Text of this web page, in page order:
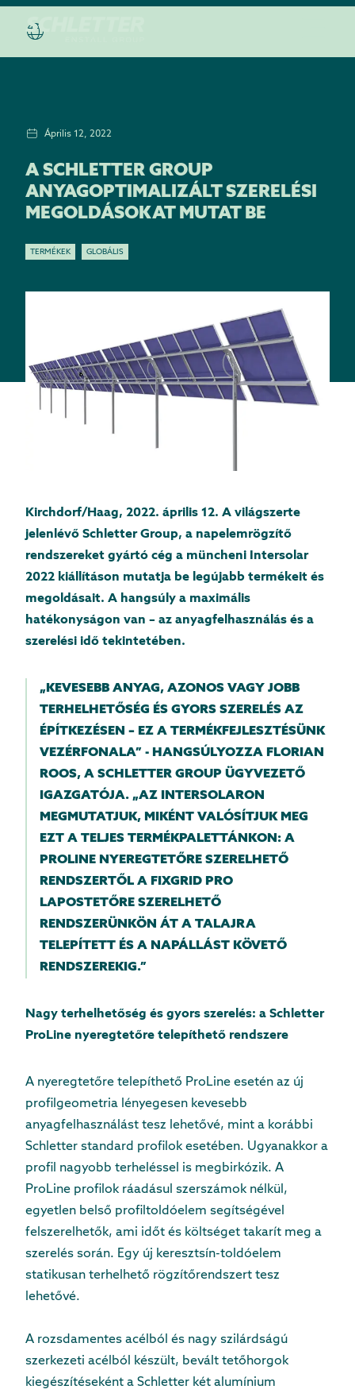
Április 12, 2022
A SCHLETTER GROUP
ANYAGOPTIMALIZÁLT SZERELÉSI
MEGOLDÁSOKAT MUTAT BE
TERMÉKEK GLOBÁLIS
Kirchdorf/Haag, 2022. április 12. A világszerte
jelenlévő Schletter Group, a napelemrögzítő
rendszereket gyártó cég a müncheni Intersolar
2022 kiállításon mutatja be legújabb termékeit és
megoldásait. A hangsúly a maximális
hatékonyságon van – az anyagfelhasználás és a
szerelési idő tekintetében.
„KEVESEBB ANYAG, AZONOS VAGY JOBB
TERHELHETŐSÉG ÉS GYORS SZERELÉS AZ
ÉPÍTKEZÉSEN – EZ A TERMÉKFEJLESZTÉSÜNK
VEZÉRFONALA” - HANGSÚLYOZZA FLORIAN
ROOS, A SCHLETTER GROUP ÜGYVEZETŐ
IGAZGATÓJA. „AZ INTERSOLARON
MEGMUTATJUK, MIKÉNT VALÓSÍTJUK MEG
EZT A TELJES TERMÉKPALETTÁNKON: A
PROLINE NYEREGTETŐRE SZERELHETŐ
RENDSZERTŐL A FIXGRID PRO
LAPOSTETŐRE SZERELHETŐ
RENDSZERÜNKÖN ÁT A TALAJRA
TELEPÍTETT ÉS A NAPÁLLÁST KÖVETŐ
RENDSZEREKIG.”
Nagy terhelhetőség és gyors szerelés: a Schletter
ProLine nyeregtetőre telepíthető rendszere
A nyeregtetőre telepíthető ProLine esetén az új
profilgeometria lényegesen kevesebb
anyagfelhasználást tesz lehetővé, mint a korábbi
Schletter standard profilok esetében. Ugyanakkor a
profil nagyobb terheléssel is megbirkózik. A
ProLine profilok ráadásul szerszámok nélkül,
egyetlen belső profiltoldóelem segítségével
felszerelhetők, ami időt és költséget takarít meg a
szerelés során. Egy új keresztsín-toldóelem
statikusan terhelhető rögzítőrendszert tesz
lehetővé.
A rozsdamentes acélból és nagy szilárdságú
szerkezeti acélból készült, bevált tetőhorgok
kiegészítéseként a Schletter két alumínium